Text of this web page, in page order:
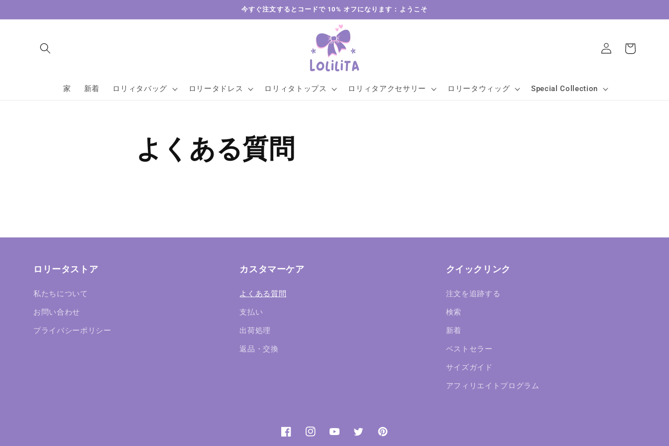
進む
今すぐ注文するとコードで 10% オフになります：ようこそ
家 新着 ロリィタバッグ ロリータドレス ロリィタトップス ロリィタアクセサリー ロリータウィッグ Special Collection
グ
イ
ー
よくある質問
ロリータストア
私たちについて
お問い合わせ
プライバシーポリシー
カスタマーケア
よくある質問
支払い
出荷処理
返品・交換
クイックリンク
注文を追跡する
検索
新着
ベストセラー
サイズガイド
アフィリエイトプログラム
FacebookInstagramYouTubeTwitterPinterest